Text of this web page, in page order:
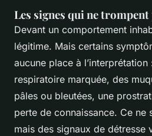
Les signes qui ne trompent
Devant un comportement
légitime. Mais certains
aucune place à
respiratoire marquée, des
pâles ou bleutées, une
perte de connaissance. Ce ne
mais des signaux de détresse